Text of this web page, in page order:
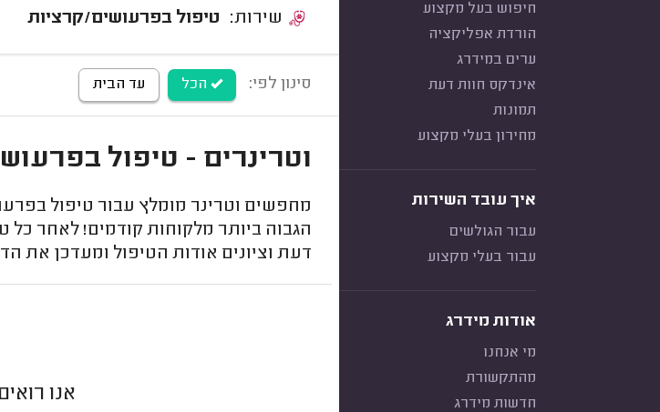
חיפוש בעל מקצוע
הורדת אפליקציה
ערים במידרג
אינדקס חוות דעת
תמונות
מחירון בעלי מקצוע
איך עובד השירות
עבור הגולשים
עבור בעלי מקצוע
אודות מידרג
מי אנחנו
מהתקשורת
חדשות מידרג
טיפול בפרעושים/קרציות
סינון לפי: הכל עד הבית
וטרינרים - טיפול
מחפשים וטרינר מומלץ עבור טיפול
הגבוה ביותר מלקוחות קודמים! לאחר כל
דעת וציונים אודות הטיפול ומעדכן את
אנו